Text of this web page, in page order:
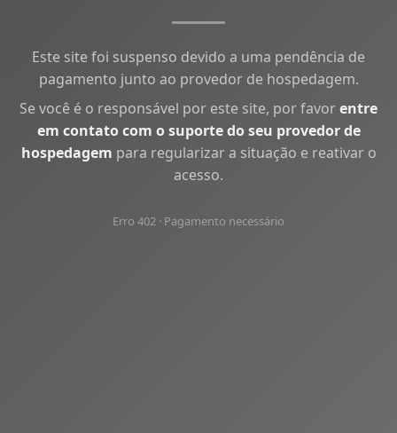
Este site foi suspenso devido a uma pendência de
pagamento junto ao provedor de hospedagem.
Se você é o responsável por este site, por favorentre
em contato com o suporte do seu provedor de
hospedagem para regularizar a situação e reativar o
acesso.
Erro 402 · Pagamento necessário